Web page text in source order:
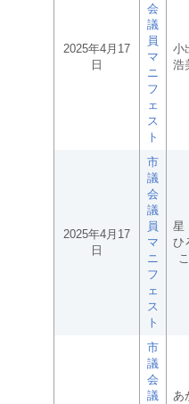
2025年4月17
日
会
議
員
マ
ニ
フ
ェ
ス
ト
小
浩
2025年4月17
日
市
議
会
議
員
マ
ニ
フ
ェ
ス
ト
星
ひ
こ
市
議
会
議
あ